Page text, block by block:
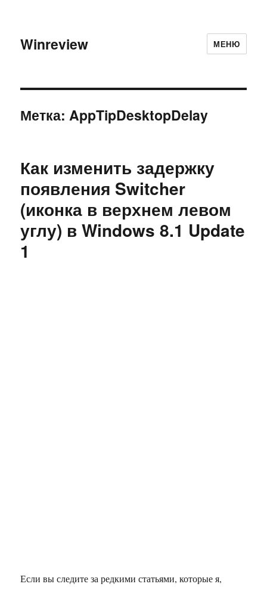
Winreview МЕНЮ
Метка:AppTipDesktopDelay
Как изменить задержку
появления Switcher
(иконка в верхнем левом
углу) в Windows 8.1 Update
1
Если вы следите за редкими статьями, которые я,